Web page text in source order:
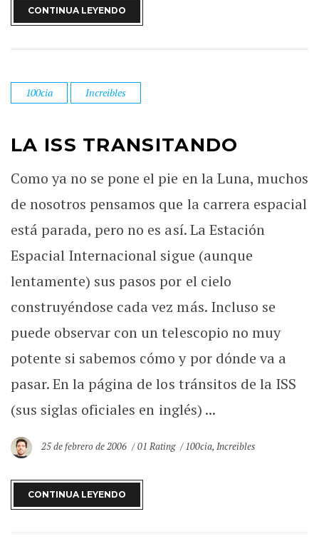
CONTINUA LEYENDO
100cia Increibles
LA ISS TRANSITANDO
Como ya no se pone el pie en la Luna, muchos
de nosotros pensamos que la carrera espacial
está parada, pero no es así. La Estación
Espacial Internacional sigue (aunque
lentamente) sus pasos por el cielo
construyéndose cada vez más. Incluso se
puede observar con un telescopio no muy
potente si sabemos cómo y por dónde va a
pasar. En la página de los tránsitos de la ISS
(sus siglas oficiales en inglés) ...
25 de febrero de 2006 01 Rating 100cia,Increibles
CONTINUA LEYENDO